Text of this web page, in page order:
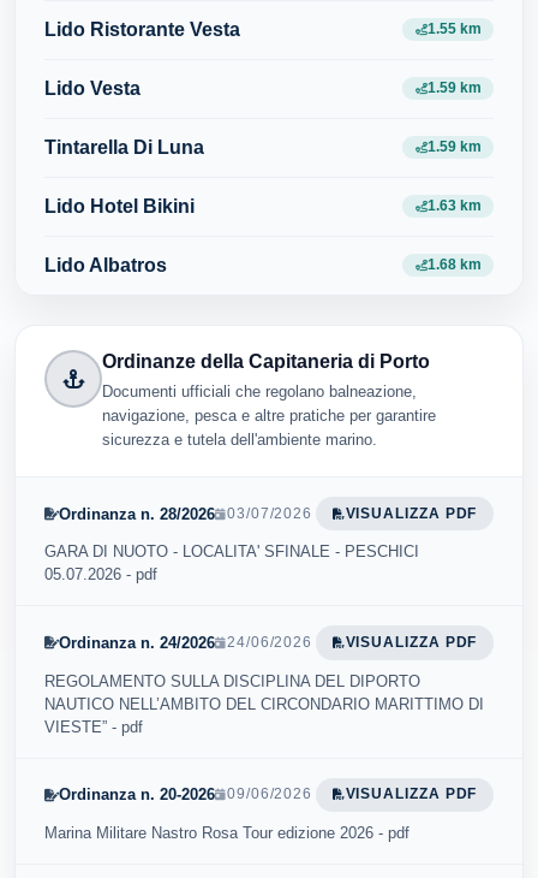
Lido Ristorante Vesta 1.55 km
Lido Vesta 1.59 km
Tintarella Di Luna 1.59 km
Lido Hotel Bikini 1.63 km
Lido Albatros 1.68 km
Ordinanze della Capitaneria di Porto
Documenti ufficiali che regolano balneazione,
navigazione, pesca e altre pratiche per garantire
sicurezza e tutela dell'ambiente marino.
Ordinanza n. 28/2026 03/07/2026 VISUALIZZA PDF
GARA DI NUOTO - LOCALITA' SFINALE - PESCHICI
05.07.2026 - pdf
Ordinanza n. 24/2026 24/06/2026 VISUALIZZA PDF
REGOLAMENTO SULLA DISCIPLINA DEL DIPORTO
NAUTICO NELL’AMBITO DEL CIRCONDARIO MARITTIMO DI
VIESTE” - pdf
Ordinanza n. 20-2026 09/06/2026 VISUALIZZA PDF
Marina Militare Nastro Rosa Tour edizione 2026 - pdf